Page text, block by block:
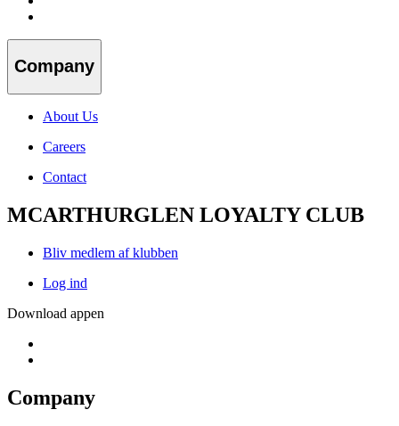
Company
About Us
Careers
Contact
MCARTHURGLEN LOYALTY CLUB
Bliv medlem af klubben
Log ind
Download appen
Company